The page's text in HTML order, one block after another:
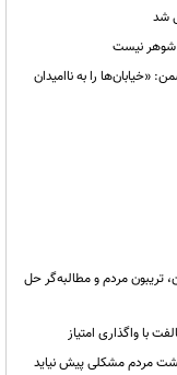
شوهر نیست
«خیابان‌ها را به ناامیدان
مردم و مطالبه‌گر حل
با واگذاری امتیاز
مردم مشکلی پیش نیاید